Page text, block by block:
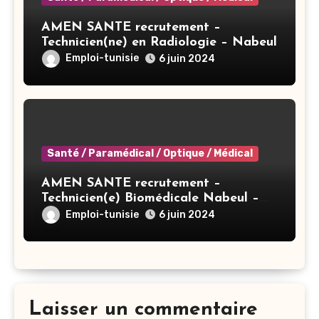
AMEN SANTE recrutement –
Technicien(ne) en Radiologie – Nabeul
Emploi-tunisie 6 juin 2024
Santé / Paramédical / Optique / Médical
AMEN SANTE recrutement –
Technicien(e) Biomédicale Nabeul –
NabeulEmploi-tunisie 6 juin 2024
Laisser un commentaire